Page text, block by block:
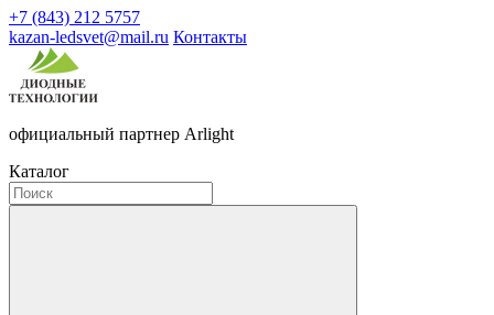
+7 (843) 212 5757
kazan-ledsvet@mail.ru Контакты
официальный партнер Arlight
Каталог